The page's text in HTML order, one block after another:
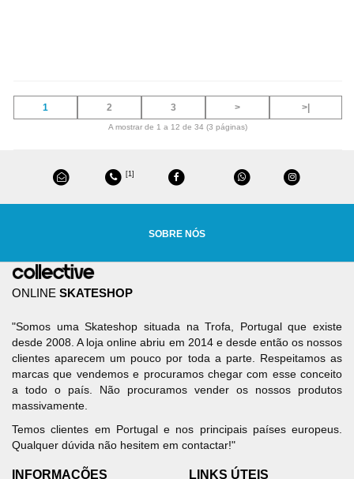
1 2 3 > >|
A mostrar de 1 a 12 de 34 (3 páginas)
[1]
SOBRE NÓS
ONLINE SKATESHOP
"Somos uma Skateshop situada na Trofa, Portugal que existe
desde 2008. A loja online abriu em 2014 e desde então os nossos
clientes aparecem um pouco por toda a parte. Respeitamos as
marcas que vendemos e procuramos chegar com esse conceito
a todo o país. Não procuramos vender os nossos produtos
massivamente.
Temos clientes em Portugal e nos principais países europeus.
Qualquer dúvida não hesitem em contactar!"
INFORMAÇÕES LINKS ÚTEIS